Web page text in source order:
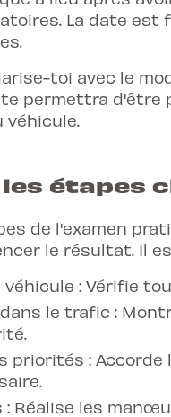
La date est
toi avec le
te permettra d'être
véhicule.
étapes
de l'examen
le résultat. Il
: Vérifie
le trafic :
priorités :
Réalise les